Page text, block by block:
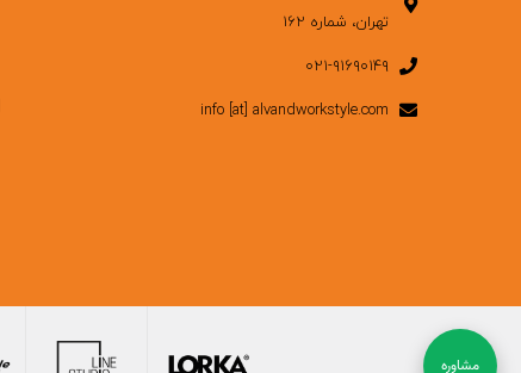
تهران، شماره ۱۶۲
۰۲۱-۹۱۶۹۰۱۴۹
info [at] alvandworkstyle.com
مشاوره